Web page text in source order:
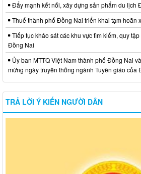
Đẩy mạnh kết nối, xây dựng sản phẩm du lịch
Thuế thành phố Đồng Nai triển khai tạm hoãn
Tiếp tục khảo sát các khu vực tìm kiếm, quy
Đồng Nai
Ủy ban MTTQ Việt Nam thành phố Đồng Nai
mừng ngày truyền thống ngành Tuyên giáo của
TRẢ LỜI Ý KIẾN NGƯỜI DÂN